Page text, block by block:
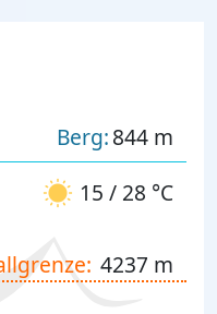
Berg:844 m
15 / 28 °C
4237 m